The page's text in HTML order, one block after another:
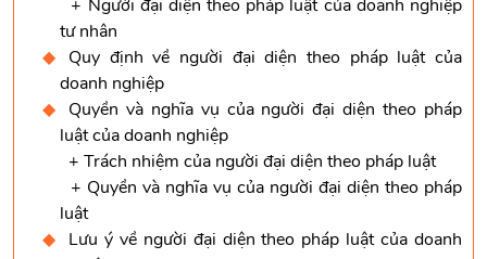
+ Người đại diện theo pháp luật của doanh nghiệp
tư nhân
Quy định về người đại diện theo pháp luật của
doanh nghiệp
Quyền và nghĩa vụ của người đại diện theo pháp
luật của doanh nghiệp
+ Trách nhiệm của người đại diện theo pháp luật
+ Quyền và nghĩa vụ của người đại diện theo pháp
luật
Lưu ý về người đại diện theo pháp luật của doanh